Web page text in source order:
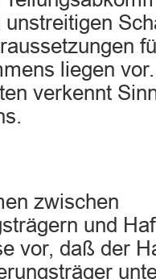
liegen
verkennt
zwischen
und
vor, daß der